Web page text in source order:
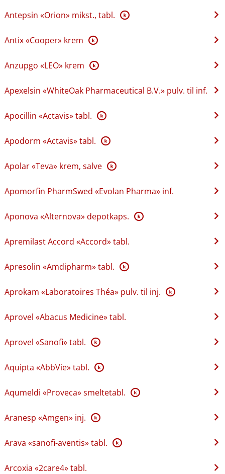
Antepsin «Orion» mikst., tabl. K
Antix «Cooper» krem K
Anzupgo «LEO» krem K
Apexelsin «WhiteOak Pharmaceutical B.V.» pulv. til inf.
Apocillin «Actavis» tabl. K
Apodorm «Actavis» tabl. K
Apolar «Teva» krem, salve K
Apomorfin PharmSwed «Evolan Pharma» inf.
Aponova «Alternova» depotkaps. K
Apremilast Accord «Accord» tabl.
Apresolin «Amdipharm» tabl. K
Aprokam «Laboratoires Théa» pulv. til inj. K
Aprovel «Abacus Medicine» tabl.
Aprovel «Sanofi» tabl. K
Aquipta «AbbVie» tabl. K
Aqumeldi «Proveca» smeltetabl. K
Aranesp «Amgen» inj. K
Arava «sanofi-aventis» tabl. K
Arcoxia «2care4» tabl.